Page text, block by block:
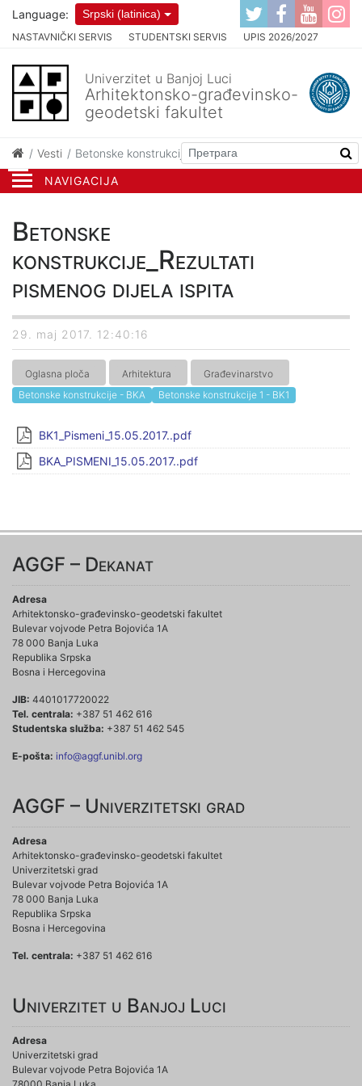
NAVIGACIJA
NASTAVNIČKI SERVIS STUDENTSKI SERVIS UPIS 2026/2027
Language: Srpski (latinica)
Univerzitet u Banjoj Luci
Arhitektonsko-građevinsko-
geodetski fakultet
Vesti Betonske konstrukcije_Rezultati pismenog dijela ispita
Betonske
konstrukcije_Rezultati
pismenog dijela ispita
29. maj 2017. 12:40:16
Oglasna ploča Arhitektura
Građevinarstvo
Betonske konstrukcije - BKA
Betonske konstrukcije 1 - BK1
BK1_Pismeni_15.05.2017..pdf
BKA_PISMENI_15.05.2017..pdf
AGGF – Dekanat
Adresa
Arhitektonsko-građevinsko-geodetski fakultet
Bulevar vojvode Petra Bojovića 1A
78 000 Banja Luka
Republika Srpska
Bosna i Hercegovina
JIB: 4401017720022
Tel. centrala: +387 51 462 616
Studentska služba: +387 51 462 545
E-pošta: info@aggf.unibl.org
AGGF – Univerzitetski grad
Adresa
Arhitektonsko-građevinsko-geodetski fakultet
Univerzitetski grad
Bulevar vojvode Petra Bojovića 1A
78 000 Banja Luka
Republika Srpska
Bosna i Hercegovina
Tel. centrala: +387 51 462 616
Univerzitet u Banjoj Luci
Adresa
Univerzitetski grad
Bulevar vojvode Petra Bojovića 1A